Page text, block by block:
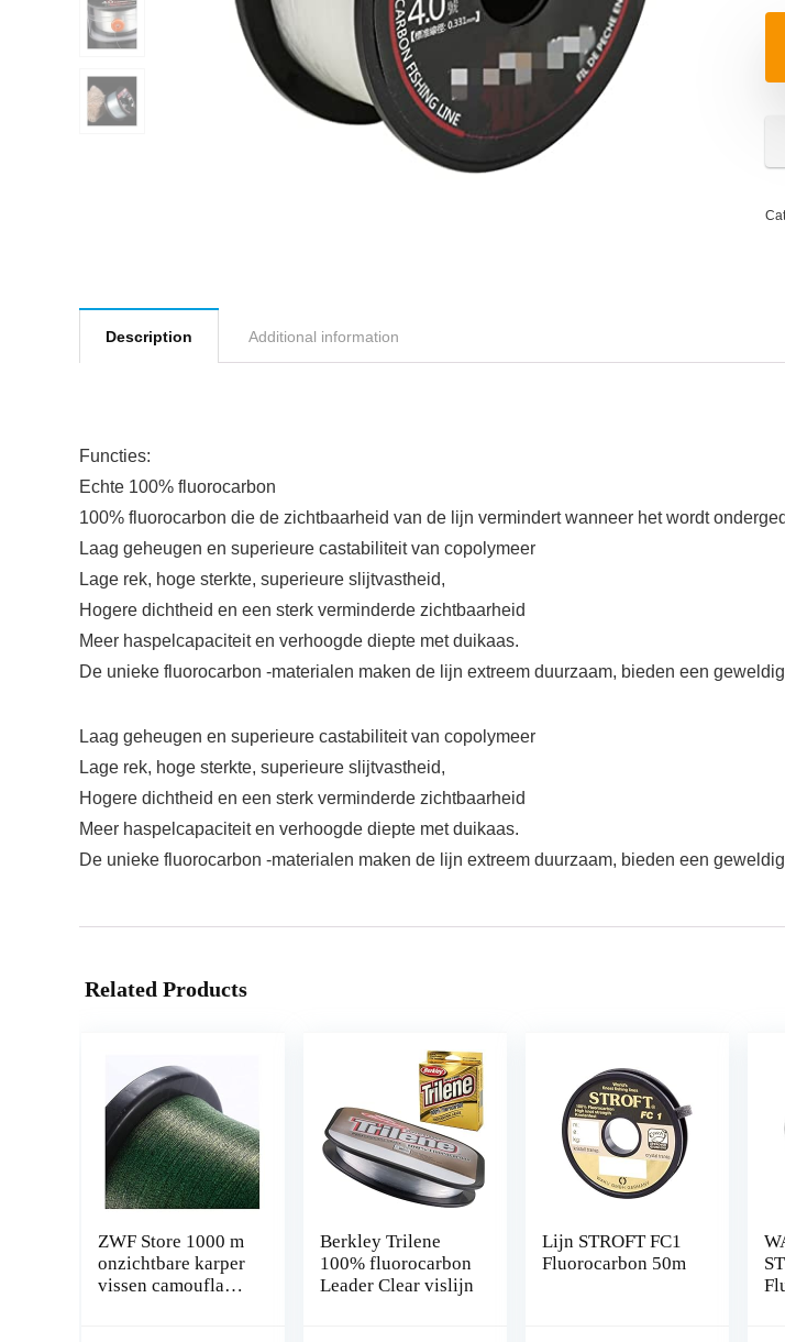
Description Additional information
Functies:
Echte 100% fluorocarbon
100% fluorocarbon die de zichtbaarheid van de lijn vermindert wanneer het wordt
Laag geheugen en superieure castabiliteit van copolymeer
Lage rek, hoge sterkte, superieure slijtvastheid,
Hogere dichtheid en een sterk verminderde zichtbaarheid
Meer haspelcapaciteit en verhoogde diepte met duikaas.
De unieke fluorocarbon -materialen maken de lijn extreem duurzaam, bieden een
Laag geheugen en superieure castabiliteit van copolymeer
Lage rek, hoge sterkte, superieure slijtvastheid,
Hogere dichtheid en een sterk verminderde zichtbaarheid
Meer haspelcapaciteit en verhoogde diepte met duikaas.
De unieke fluorocarbon -materialen maken de lijn extreem duurzaam, bieden een
Related Products
ZWF Store 1000 m
onzichtbare karper
vissen camouflage
Berkley Trilene
100% fluorocarbon
Leader Clear vislijn
Lijn STROFT FC1
Fluorocarbon 50m